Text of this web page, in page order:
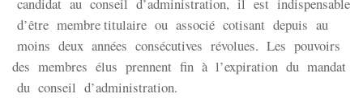
d’être membre titulaire ou associé cotisant depuis au
moins deux années consécutives révolues. Les pouvoirs
des membres élus prennent fin à l’expiration du mandat
du conseil d’administration.